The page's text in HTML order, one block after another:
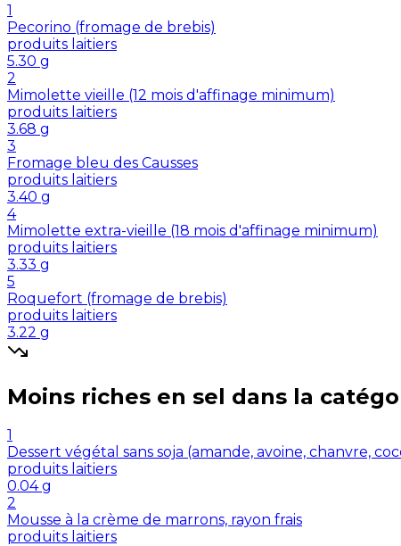
1
Pecorino (fromage de brebis)
produits laitiers
5.30 g
2
Mimolette vieille (12 mois d'affinage minimum)
produits laitiers
3.68 g
3
Fromage bleu des Causses
produits laitiers
3.40 g
4
Mimolette extra-vieille (18 mois d'affinage minimum)
produits laitiers
3.33 g
5
Roquefort (fromage de brebis)
produits laitiers
3.22 g
Moins riches en sel dans la
1
Dessert végétal sans soja (amande, avoine, chanvre,
produits laitiers
0.04 g
2
Mousse à la crème de marrons, rayon frais
produits laitiers